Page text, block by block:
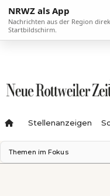
NRWZ als App
Nachrichten aus der Region
Startbildschirm.
Stellenanzeigen
Themen im Fokus